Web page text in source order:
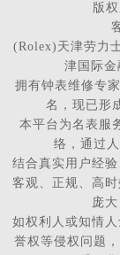
版权
(Rolex)天津劳力
津国际金
拥有钟表维修专
名，现已形
本平台为名表服
络，通过
结合真实用户经
客观、正规、高
庞
如权利人或知情
誉权等侵权问题